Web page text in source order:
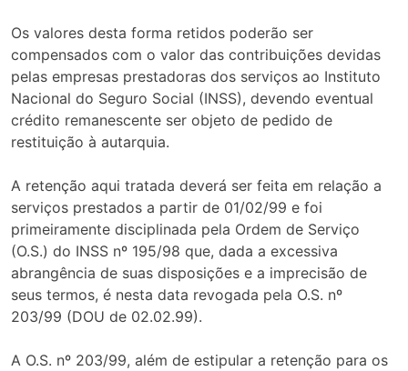
Os valores desta forma retidos poderão ser
compensados com o valor das contribuições devidas
pelas empresas prestadoras dos serviços ao Instituto
Nacional do Seguro Social (INSS), devendo eventual
crédito remanescente ser objeto de pedido de
restituição à autarquia.
A retenção aqui tratada deverá ser feita em relação a
serviços prestados a partir de 01/02/99 e foi
primeiramente disciplinada pela Ordem de Serviço
(O.S.) do INSS nº 195/98 que, dada a excessiva
abrangência de suas disposições e a imprecisão de
seus termos, é nesta data revogada pela O.S. nº
203/99 (DOU de 02.02.99).
A O.S. nº 203/99, além de estipular a retenção para os